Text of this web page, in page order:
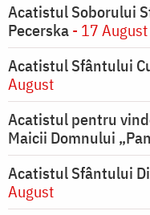
Acatistul Soborului
Pecerska- 17 August
Acatistul Sfântului
August
Acatistul pentru
Maicii Domnului
Acatistul Sfântului
August